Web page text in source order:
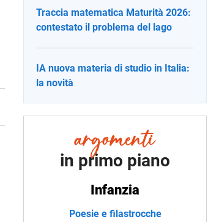
Traccia matematica Maturità 2026:
contestato il problema del lago
IA nuova materia di studio in Italia:
la novità
in primo piano
Infanzia
Poesie e filastrocche